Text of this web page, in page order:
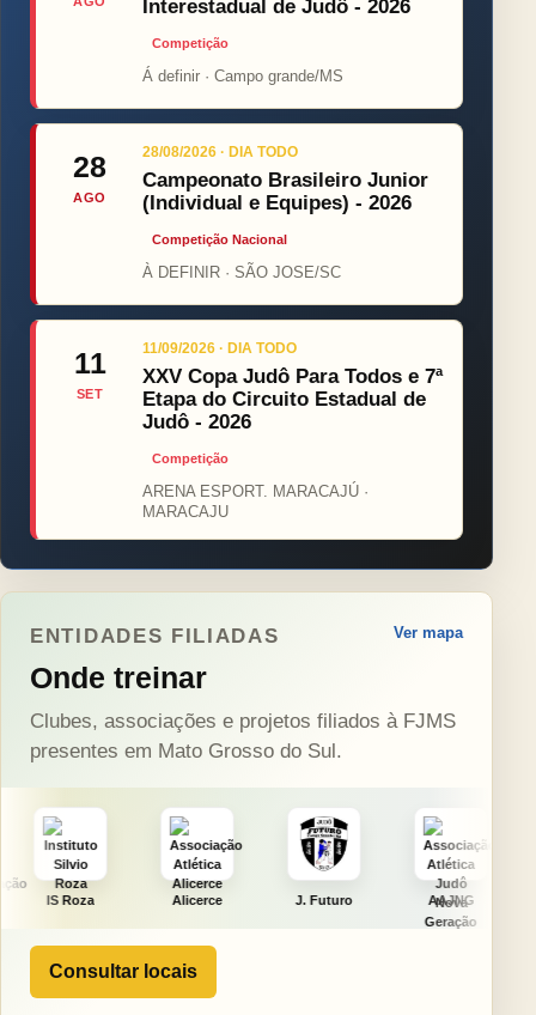
Interestadual de Judô - 2026
Competição
Á definir · Campo grande/MS
28
AGO
28/08/2026 · DIA TODO
Campeonato Brasileiro Junior
(Individual e Equipes) - 2026
Competição Nacional
À DEFINIR · SÃO JOSE/SC
11
SET
11/09/2026 · DIA TODO
XXV Copa Judô Para Todos e 7ª
Etapa do Circuito Estadual de
Judô - 2026
Competição
ARENA ESPORT. MARACAJÚ ·
MARACAJU
ENTIDADES FILIADAS
Onde treinar
Ver mapa
Clubes, associações e projetos filiados à FJMS
presentes em Mato Grosso do Sul.
Alicerce J. Futuro AAJNG TSURU
Consultar locais